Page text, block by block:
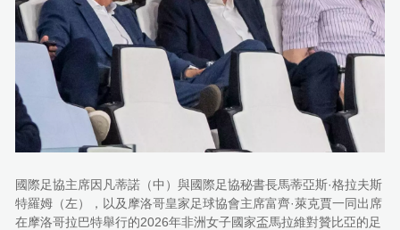
國際足協主席因凡蒂諾（中）與國際足協秘書長馬蒂亞斯·格拉夫斯
特羅姆（左），以及摩洛哥皇家足球協會主席富齊·萊克賈一同出席
在摩洛哥拉巴特舉行的2026年非洲女子國家盃馬拉維對贊比亞的足